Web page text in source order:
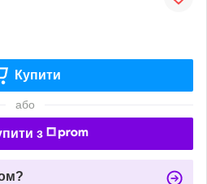
Купити
або
з